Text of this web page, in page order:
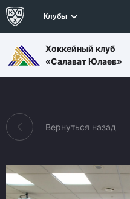
Клубы
Хоккейный клуб
«Салават Юлаев»
Вернуться назад